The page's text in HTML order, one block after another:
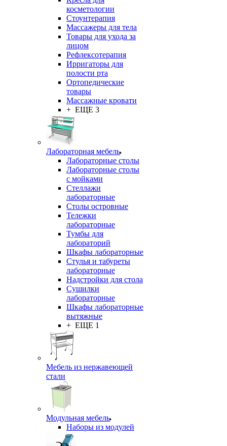
косметологии
Стоунтерапия
Массажеры для тела
Товары для ухода за
лицом
Рефлексотерапия
Ирригаторы для
полости рта
Ортопедические
товары
Массажные кровати
+ ЕЩЕ 3
Лабораторная мебель
Лабораторные столы
Лабораторные столы
с мойками
Стеллажи
лабораторные
Столы островные
Тележки
лабораторные
Тумбы для
лабораторий
Шкафы лабораторные
Стулья и табуреты
лабораторные
Надстройки для стола
Сушилки
лабораторные
Шкафы лабораторные
вытяжные
+ ЕЩЕ 1
Мебель из нержавеющей
стали
Модульная мебель
Наборы из модулей